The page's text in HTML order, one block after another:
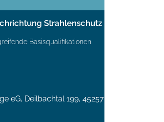
Strahlenschutz
Basisqualifikationen
eG, Deilbachtal 199, 45257